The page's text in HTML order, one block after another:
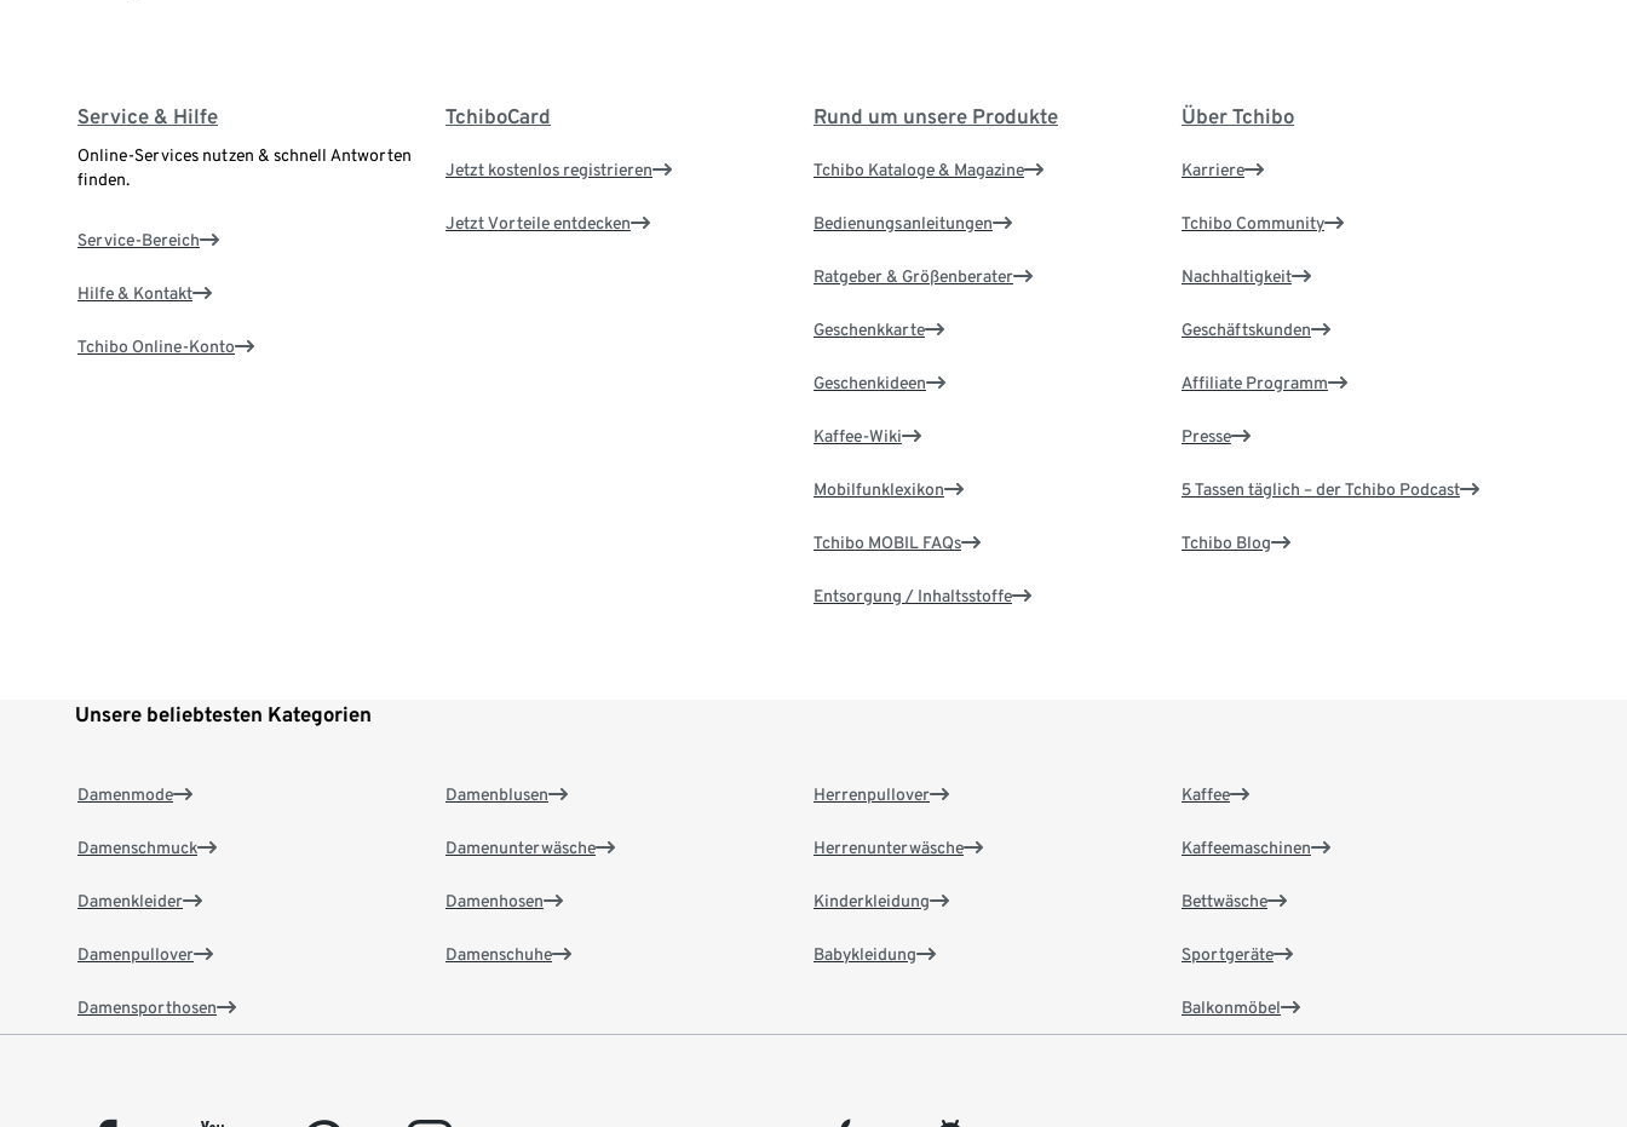
Service & Hilfe
Online-Services nutzen & schnell Antworten
finden.
Service-Bereich
Hilfe & Kontakt
Tchibo Online-Konto
TchiboCard
Jetzt kostenlos registrieren
Jetzt Vorteile entdecken
Rund um unsere Produkte
Tchibo Kataloge & Magazine
Bedienungsanleitungen
Ratgeber & Größenberater
Geschenkkarte
Geschenkideen
Kaffee-Wiki
Mobilfunklexikon
Tchibo MOBIL FAQs
Entsorgung / Inhaltsstoffe
Über Tchibo
Karriere
Tchibo Community
Nachhaltigkeit
Geschäftskunden
Affiliate Programm
Presse
5 Tassen täglich – der Tchibo Podcast
Tchibo Blog
Unsere beliebtesten Kategorien
Damenmode
Damenschmuck
Damenkleider
Damenpullover
Damensporthosen
Damenblusen
Damenunterwäsche
Damenhosen
Damenschuhe
Herrenpullover
Herrenunterwäsche
Kinderkleidung
Babykleidung
Kaffee
Kaffeemaschinen
Bettwäsche
Sportgeräte
Balkonmöbel